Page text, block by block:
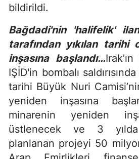
bildirildi.
Bağdadi'nin 'halifelik'
tarafından yıkılan tarihi
inşasına başlandı…
IŞİD'in bombalı
tarihi Büyük Nuri
yeniden inşasına
minarenin yeniden
üstlenecek ve 3 yılda
planlanan projeyi 50